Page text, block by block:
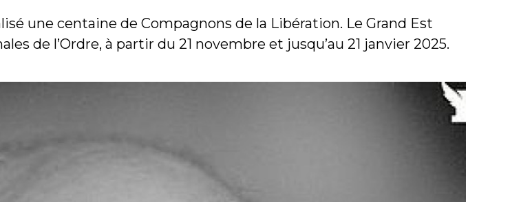
une centaine de Compagnons de la Libération. Le Grand Est
de l’Ordre, à partir du 21 novembre et jusqu’au 21 janvier 2025.